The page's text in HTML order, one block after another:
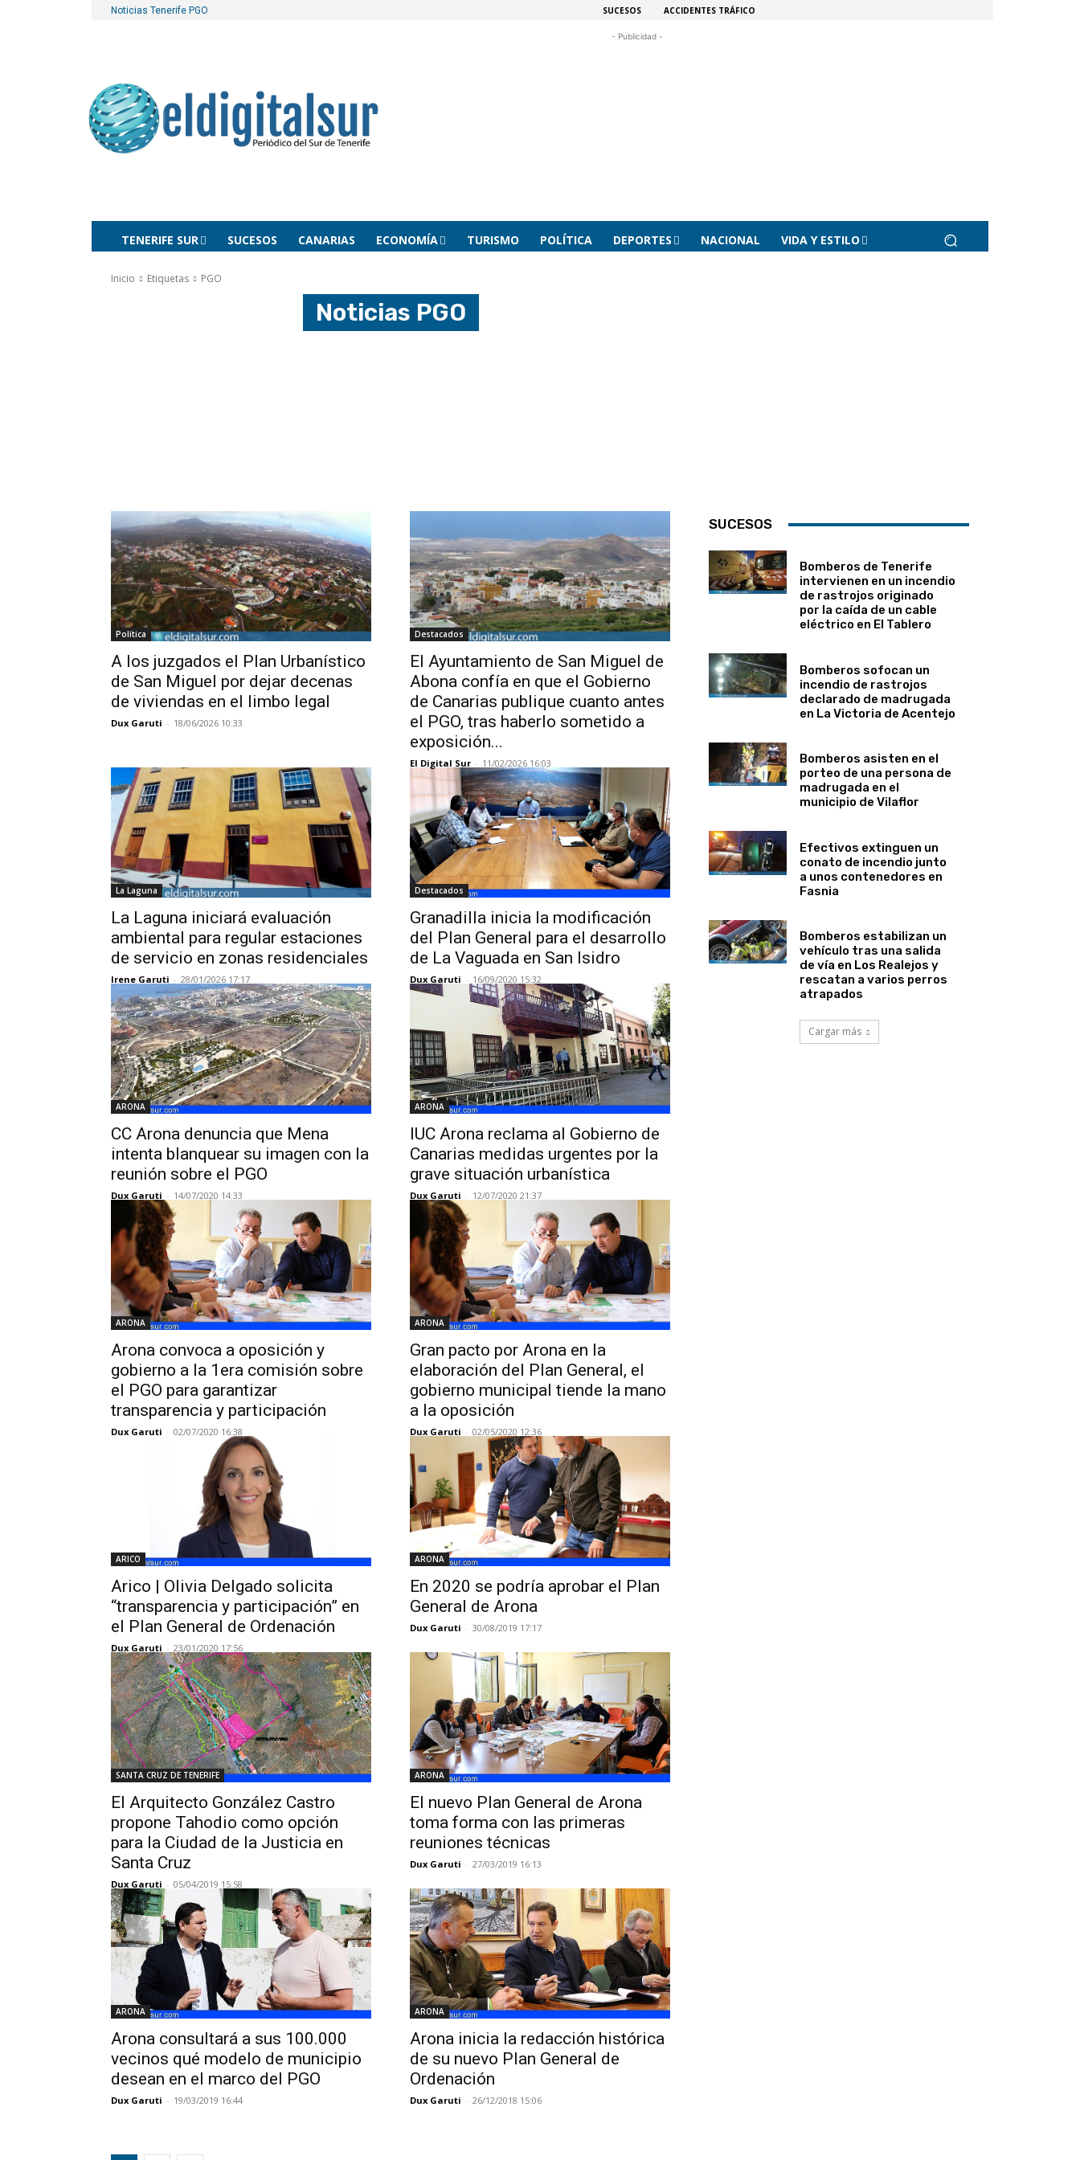
Noticias Tenerife PGO SUCESOS ACCIDENTES TRÁFICO
- Publicidad -
TENERIFE SUR SUCESOS CANARIAS ECONOMÍA TURISMO POLÍTICA DEPORTES NACIONAL VIDA Y ESTILO
Inicio Etiquetas PGO
Noticias PGO
Política
A los juzgados el Plan Urbanístico
de San Miguel por dejar decenas
de viviendas en el limbo legal
Dux Garuti - 18/06/2026 10:33
Destacados
El Ayuntamiento de San Miguel de
Abona confía en que el Gobierno
de Canarias publique cuanto antes
el PGO, tras haberlo sometido a
exposición...
El Digital Sur - 11/02/2026 16:03
La Laguna
La Laguna iniciará evaluación
ambiental para regular estaciones
de servicio en zonas residenciales
Irene Garuti - 28/01/2026 17:17
Destacados
Granadilla inicia la modificación
del Plan General para el desarrollo
de La Vaguada en San Isidro
Dux Garuti - 16/09/2020 15:32
ARONA
CC Arona denuncia que Mena
intenta blanquear su imagen con la
reunión sobre el PGO
Dux Garuti - 14/07/2020 14:33
ARONA
IUC Arona reclama al Gobierno de
Canarias medidas urgentes por la
grave situación urbanística
Dux Garuti - 12/07/2020 21:37
ARONA
Arona convoca a oposición y
gobierno a la 1era comisión sobre
el PGO para garantizar
transparencia y participación
Dux Garuti - 02/07/2020 16:38
ARONA
Gran pacto por Arona en la
elaboración del Plan General, el
gobierno municipal tiende la mano
a la oposición
Dux Garuti - 02/05/2020 12:36
ARICO
Arico | Olivia Delgado solicita
“transparencia y participación” en
el Plan General de Ordenación
Dux Garuti - 23/01/2020 17:56
ARONA
En 2020 se podría aprobar el Plan
General de Arona
Dux Garuti - 30/08/2019 17:17
SANTA CRUZ DE TENERIFE
El Arquitecto González Castro
propone Tahodio como opción
para la Ciudad de la Justicia en
Santa Cruz
Dux Garuti - 05/04/2019 15:58
ARONA
El nuevo Plan General de Arona
toma forma con las primeras
reuniones técnicas
Dux Garuti - 27/03/2019 16:13
ARONA
Arona consultará a sus 100.000
vecinos qué modelo de municipio
desean en el marco del PGO
Dux Garuti - 19/03/2019 16:44
ARONA
Arona inicia la redacción histórica
de su nuevo Plan General de
Ordenación
Dux Garuti - 26/12/2018 15:06
SUCESOS
Bomberos de Tenerife
intervienen en un incendio
de rastrojos originado
por la caída de un cable
eléctrico en El Tablero
Bomberos sofocan un
incendio de rastrojos
declarado de madrugada
en La Victoria de Acentejo
Bomberos asisten en el
porteo de una persona de
madrugada en el
municipio de Vilaflor
Efectivos extinguen un
conato de incendio junto
a unos contenedores en
Fasnia
Bomberos estabilizan un
vehículo tras una salida
de vía en Los Realejos y
rescatan a varios perros
atrapados
Cargar más